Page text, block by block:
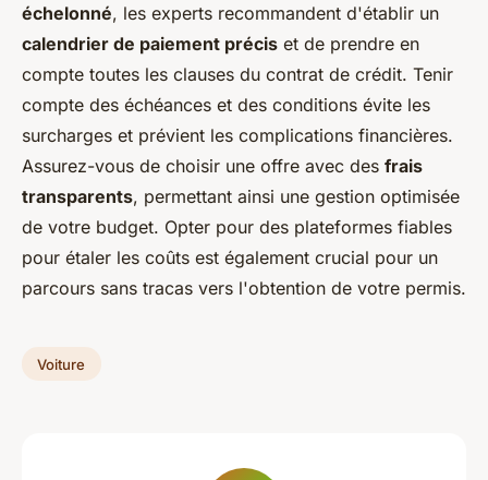
échelonné, les experts recommandent d'établir un
calendrier de paiement précis et de prendre en
compte toutes les clauses du contrat de crédit. Tenir
compte des échéances et des conditions évite les
surcharges et prévient les complications financières.
Assurez-vous de choisir une offre avec des frais
transparents, permettant ainsi une gestion optimisée
de votre budget. Opter pour des plateformes fiables
pour étaler les coûts est également crucial pour un
parcours sans tracas vers l'obtention de votre permis.
Voiture